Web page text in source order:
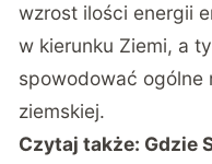
wzrost ilości energii
w kierunku Ziemi, a
spowodować ogólne
ziemskiej.
Czytaj także: Gdzie